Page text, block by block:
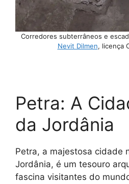
Corredores subterrâneos e
Nevit Dilmen, licença
Petra: A
da Jordânia
Petra, a majestosa cidade
Jordânia, é um tesouro
fascina visitantes do